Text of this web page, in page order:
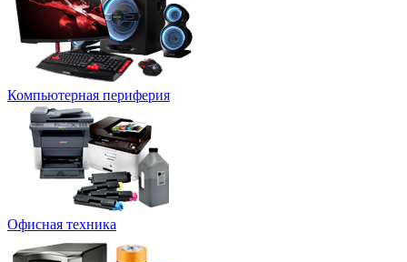
Компьютерная периферия
Офисная техника